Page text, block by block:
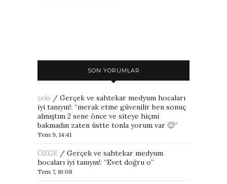
SON YORUMLAR
zeki / Gerçek ve sahtekar medyum hocaları
iyi tanıyın!: “merak etme güvenilir ben sonuç
almıştım 2 sene önce ve siteye hiçmi
bakmadın zaten üstte tonla yorum var 🙂”
Tem 9, 14:41
ÖZGE / Gerçek ve sahtekar medyum
hocaları iyi tanıyın!: “Evet doğru o”
Tem 7, 16:08